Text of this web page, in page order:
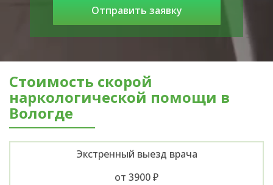
Стоимость скорой
наркологической помощи в
Вологде
Экстренный выезд врача
от 3900 ₽